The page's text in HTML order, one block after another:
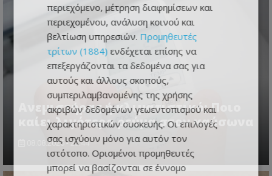
Ανεμιστήρας ή κλιματιστικό; Ποιο
καίει λιγότερο ρεύμα στον καύσωνα
08.08.2026 - 23:44
περιεχόμενο, μέτρηση διαφημίσεων και
περιεχομένου, ανάλυση κοινού και
βελτίωση υπηρεσιών. Προμηθευτές
τρίτων (1884) ενδέχεται επίσης να
επεξεργάζονται τα δεδομένα σας για
αυτούς και άλλους σκοπούς,
συμπεριλαμβανομένης της χρήσης
ακριβών δεδομένων γεωεντοπισμού και
χαρακτηριστικών συσκευής. Οι επιλογές
σας ισχύουν μόνο για αυτόν τον
ιστότοπο. Ορισμένοι προμηθευτές
μπορεί να βασίζονται σε έννομο